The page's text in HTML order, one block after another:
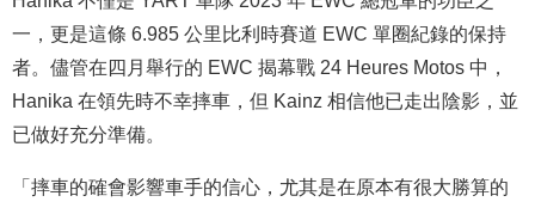
一，更是這條 6.985 公里比利時賽道 EWC 單圈紀錄的保持
者。儘管在四月舉行的 EWC 揭幕戰 24 Heures Motos 中，
Hanika 在領先時不幸摔車，但 Kainz 相信他已走出陰影，並
已做好充分準備。
「摔車的確會影響車手的信心，尤其是在原本有很大勝算的